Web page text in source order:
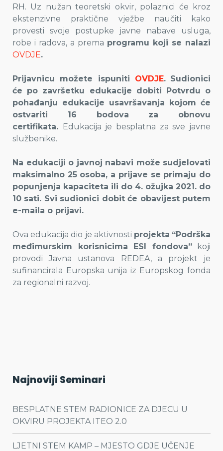
RH. Uz nužan teoretski okvir, polaznici će kroz
ekstenzivne praktične vježbe naučiti kako
provesti svoje postupke javne nabave usluga,
robe i radova, a prema programu koji se nalazi
OVDJE.
Prijavnicu možete ispuniti OVDJE. Sudionici
će po završetku edukacije dobiti Potvrdu o
pohađanju edukacije usavršavanja kojom će
ostvariti 16 bodova za obnovu
certifikata. Edukacija je besplatna za sve javne
službenike.
Na edukaciji o javnoj nabavi može sudjelovati
maksimalno 25 osoba, a prijave se primaju do
popunjenja kapaciteta ili do 4. ožujka 2021. do
10 sati. Svi sudionici dobit će obavijest putem
e-maila o prijavi.
Ova edukacija dio je aktivnosti projekta “Podrška
međimurskim korisnicima ESI fondova”koji
provodi Javna ustanova REDEA, a projekt je
sufinancirala Europska unija iz Europskog fonda
za regionalni razvoj.
Najnoviji Seminari
BESPLATNE STEM RADIONICE ZA DJECU U
OKVIRU PROJEKTA ITEO 2.0
LJETNI STEM KAMP – MJESTO GDJE UČENJE